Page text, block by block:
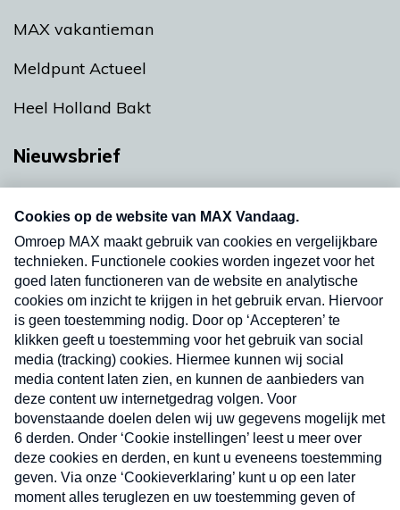
MAX vakantieman
Meldpunt Actueel
Heel Holland Bakt
Nieuwsbrief
nieuwsbrief. Elke vrijdag- en dinsdagochtend in
uw mailbox.
Verzend
Nieuwsbrief
Neem hier een gratis abonnement op onze